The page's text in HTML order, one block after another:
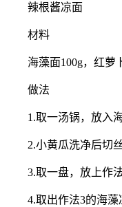
辣根酱凉面
材料
海藻面100g，红萝卜
做法
1.取一汤锅，放入海
2.小黄瓜洗净后切丝
3.取一盘，放上作法1
4.取出作法3的海藻